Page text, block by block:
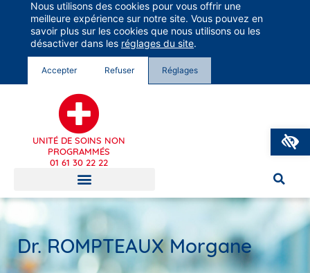
Groupe Vivalto Santé
Entre nous, la vie
UNITÉ DE SOINS NON
PROGRAMMÉS
01 61 30 22 22
Dr. ROMPTEAUX Morgane
Nous utilisons des cookies pour vous offrir une
meilleure expérience sur notre site. Vous pouvez en
savoir plus sur les cookies que nous utilisons ou les
désactiver dans les réglages du site.
Accepter Refuser Réglages